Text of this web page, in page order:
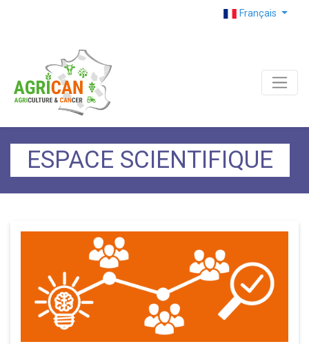
Français
ESPACE SCIENTIFIQUE